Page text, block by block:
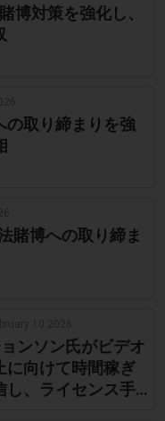
博対策を強化し、
の取り締まりを強
賭博への取り締ま
ンソン氏がビデオ
に向けて時間稼ぎ
し、ライセンス手